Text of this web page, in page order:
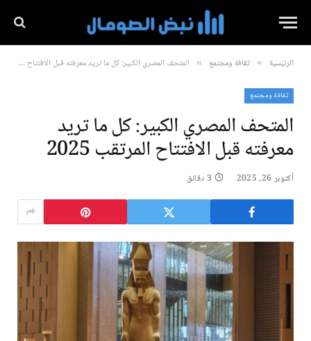
الرئيسية » ثقافة ومجتمع » المتحف المصري الكبير: كل ما تريد معرفته قبل الافتتاح المرتقب 2025
ثقافة ومجتمع
المتحف المصري الكبير: كل ما تريد
معرفته قبل الافتتاح المرتقب 2025
أكتوبر 26, 2025 3 دقائق